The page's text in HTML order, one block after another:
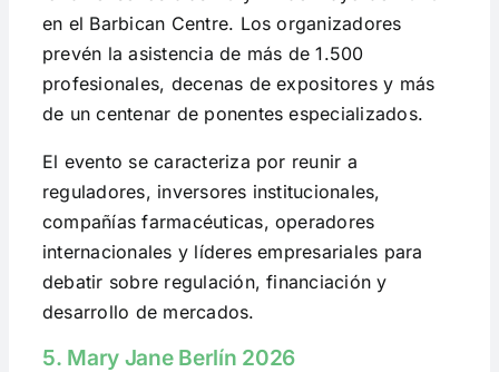
en el Barbican Centre. Los organizadores
prevén la asistencia de más de 1.500
profesionales, decenas de expositores y más
de un centenar de ponentes especializados.
El evento se caracteriza por reunir a
reguladores, inversores institucionales,
compañías farmacéuticas, operadores
internacionales y líderes empresariales para
debatir sobre regulación, financiación y
desarrollo de mercados.
5. Mary Jane Berlín 2026